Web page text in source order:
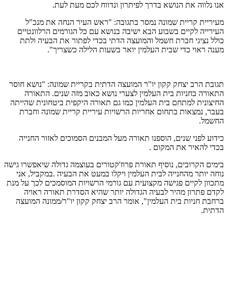
אנו נלווה את הנושא בדרך לפיתרון ונדווח לכם מעת לעת.
מעיריית קריית שמונה נמסר בתגובה: "ראש העיר הנחה את מנכ"ל
העירייה לקיים בשבוע הבא ישיבה בנושא עם כל הגורמים הרלוונטיים
כולל נציגי חברת חשמל והמועצה הדתי בכדי לפתור את הבעיה ולתת
מענה ראוי כדי שבית העלמין יואר בשעות הלילה כשצריך".
תגובת הרב יצחק קקון יו"ר המועצה הדתית בקריית שמונה: "נושא חוסר
התאורה בחניות בית העלמין לצערי נושא כאוב מזה שנים. התאורה
החיצונית למתחם בית העלמין כמו גם תאורה היקפית ביטחונית שהייתה
בעבר, נמצאות בתחום אחריות הרשויות עיריית קריית שמונה וחברת
החשמל.
כידוע לפני שנים, הוספנו תאורה מעל המבנים הסמוכים לאזור החנייה
בכדי להאיר את המקום .
בימים הקרובים, נוסיף תאורת פרוז'קטורים בעוצמה גדולה שיאפשרו גישה
נוחה יותר מהחנייה לבית העלמין ויקלו במעט את הבעיה .במקביל, אני
מתכוון לקיים פגישה מקצועית עם גורמי הרשויות המוסמכים לכך על מנת
לקדם פתרון מהיר לבעיה הגדולה יותר שהיא הסדרת תאורה ראויה
ברחבת חניות בית העלמין", אומר הרב יצחק קקון יו"ר/ממונה המועצה
הדתית.